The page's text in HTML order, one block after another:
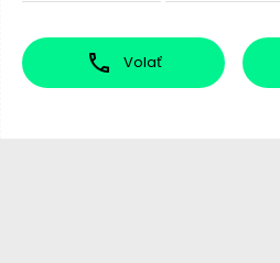
Volať